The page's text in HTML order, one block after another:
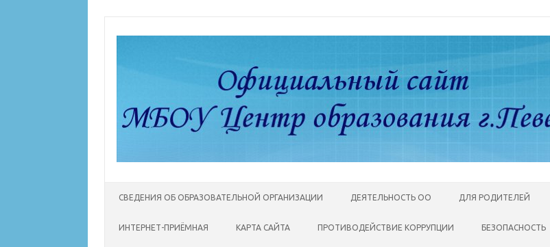
СВЕДЕНИЯ ОБ ОБРАЗОВАТЕЛЬНОЙ ОРГАНИЗАЦИИ ДЕЯТЕЛЬНОСТЬ ОО ДЛЯ РОДИТЕЛЕЙ
ИНТЕРНЕТ-ПРИЁМНАЯ КАРТА САЙТА ПРОТИВОДЕЙСТВИЕ КОРРУПЦИИ БЕЗОПАСНОСТЬ